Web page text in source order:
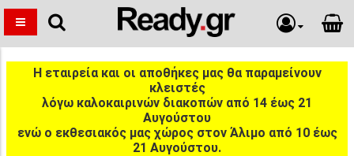
Η εταιρεία και οι αποθήκες μας θα παραμείνουν
κλειστές
λόγω καλοκαιρινών διακοπών από 14 έως 21
Αυγούστου
ενώ ο εκθεσιακός μας χώρος στον Άλιμο από 10 έως
21 Αυγούστου.